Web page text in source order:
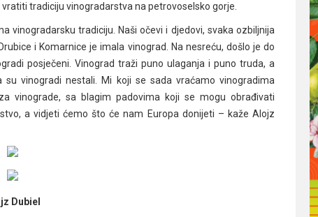
tradiciju vinogradarstva na petrovoselsko gorje.
vinogradarsku tradiciju. Naši očevi i djedovi, svaka ozbiljnija
i Komarnice je imala vinograd. Na nesreću, došlo je do
posječeni. Vinograd traži puno ulaganja i puno truda, a
vinogradi nestali. Mi koji se sada vraćamo vinogradima
vinograde, sa blagim padovima koji se mogu obrađivati
a vidjeti ćemo što će nam Europa donijeti – kaže Alojz
Dubiel